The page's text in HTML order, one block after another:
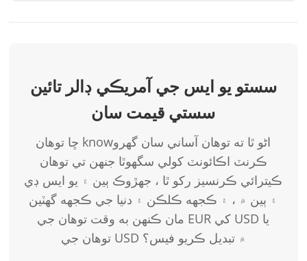
سستو يو ايس جي آمريڪي ڊالر تائين
سستي قيمت سان
ڇا توهان knowاڻو ٿا ته توهان آساني سان گھرو
ڪرنٽ اڪائونٽ کولي سگھوٿا جنهن تي توهان
ڪيترائي ڪرنسيز رکو ٿا ، جهڙوڪ ٻين ۽ يو ايس ڊي
۽ ٻين ۾ ، ۽ ڪجهه ڪلڪن ۽ دنيا جي ڪجهه گهٽين
مان ڪنهن به وقت توهان جي EUR کي USD يا
توهان جي USD ۾ تبديل ڪريو فيس؟